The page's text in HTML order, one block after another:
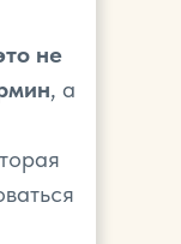
не
, а